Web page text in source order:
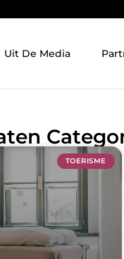
Uit De Media
TOERISME